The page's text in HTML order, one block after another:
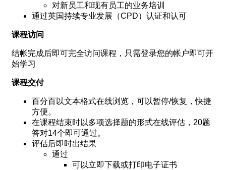
对新员工和现有员工的业务培训
通过英国持续专业发展（CPD）认证和认可
课程访问
结帐完成后即可完全访问课程，只需登录您的帐户即可开
始学习
课程交付
百分百以文本格式在线浏览，可以暂停/恢复，快捷
方便。
在课程结束时以多项选择题的形式在线评估，20题
答对14个即可通过。
评估后即时出结果
通过
可以立即下载或打印电子证书